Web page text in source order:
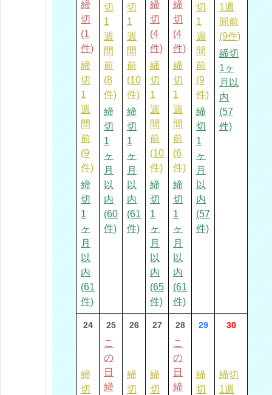
締
切
(1
件)
締
切
1
週
間
前
(9
件)
締
切
1
ヶ
月
以
内
(61
件)
切
1
週
間
前
(8
件)
締
切
1
ヶ
月
以
内
(60
件)
切
1
週
間
前
(10
件)
締
切
1
ヶ
月
以
内
(61
件)
締
切
(4
件)
締
切
1
週
間
前
(10
件)
締
切
1
ヶ
月
以
内
(65
件)
締
切
(4
件)
締
切
1
週
間
前
(6
件)
締
切
1
ヶ
月
以
内
(61
件)
切
1
週
間
前
(9
件)
締
切
1
ヶ
月
以
内
(57
件)
1週
間前
(9件)
締切
1ヶ
月以
内
(57
件)
24
締
切
25
こ
の
日
締
26
締
切
27
締
切
28
こ
の
日
締
29
締
切
30
締切
1週